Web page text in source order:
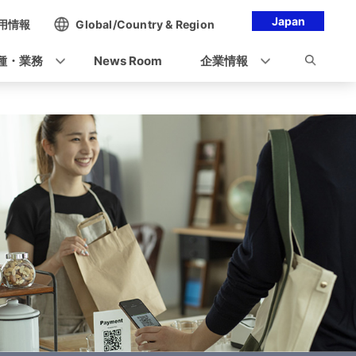
Japan
情報 Global/Country & Region
・業務 News Room 企業情報